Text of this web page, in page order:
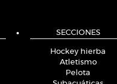
SECCIONES
Hockey hierba
Atletismo
Pelota